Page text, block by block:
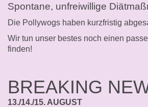
Spontane, unfreiwillige
Die Pollywogs haben kurzfristig
Wir tun unser bestes noch einen
finden!
BREAKING
13./14./15. AUGUST